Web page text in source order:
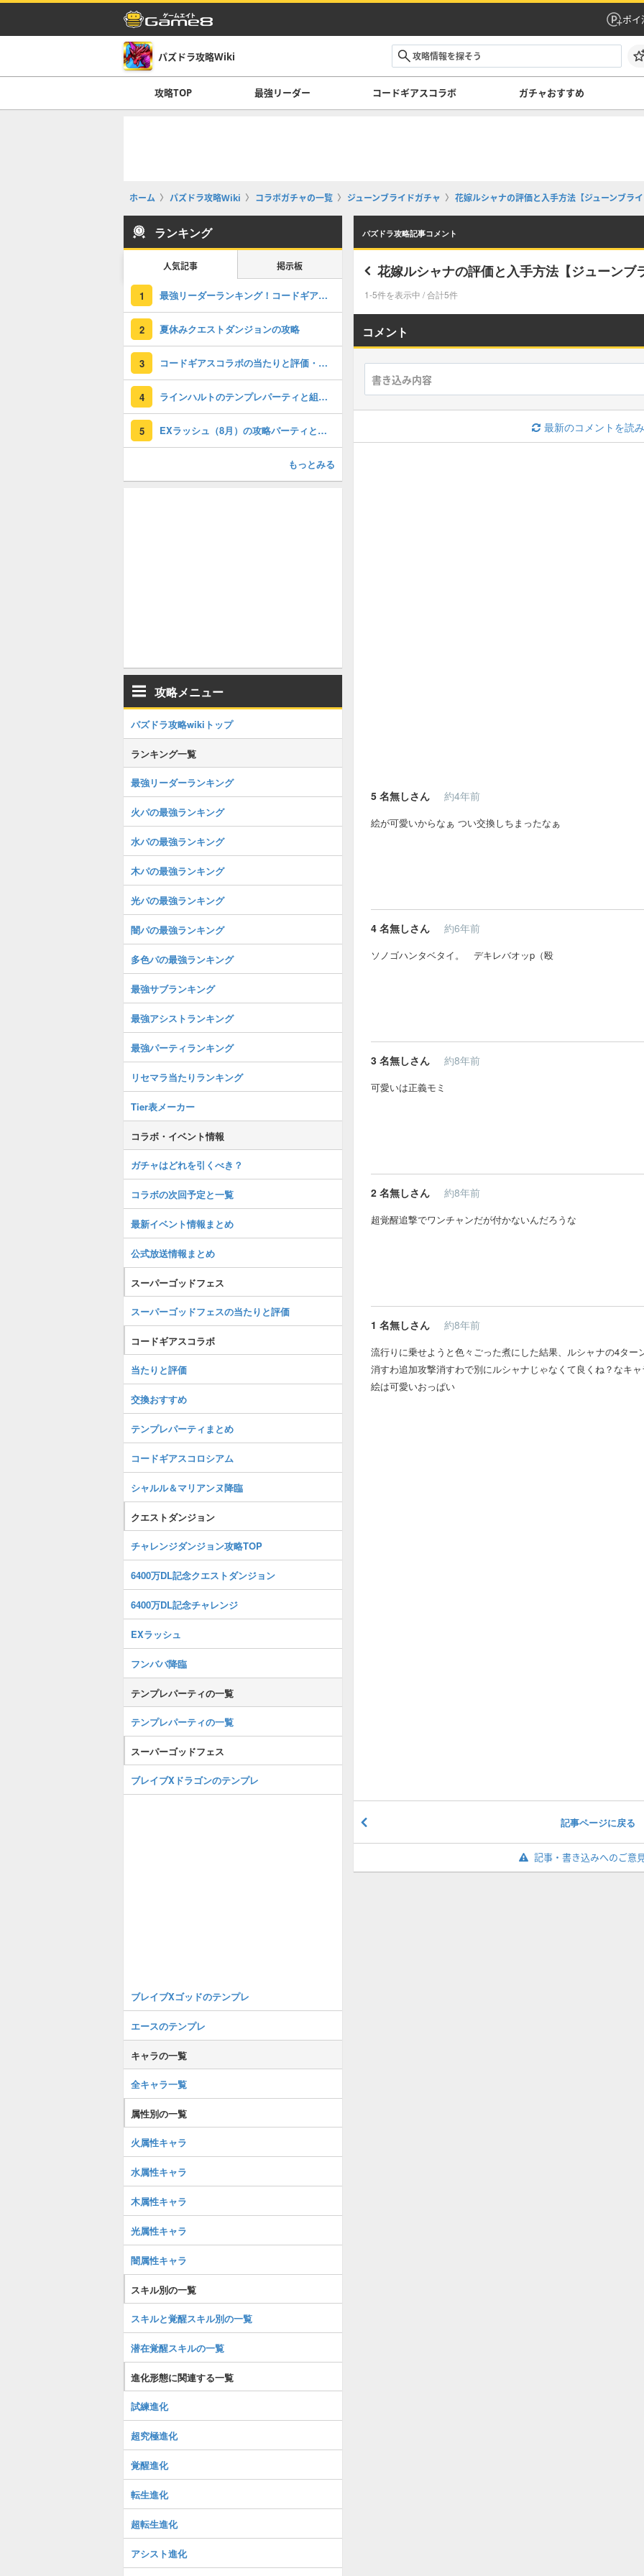
ポイ
パズドラ攻略Wiki
攻略TOP 最強リーダー コードギアスコラボ ガチャおすすめ
ホーム パズドラ攻略Wiki コラボガチャの一覧 ジューンブライドガチャ 花嫁ルシャナの評価と入手方法【ジューンブライ
パズドラ攻略記事コメント
花嫁ルシャナの評価と入手方法【ジューンブ
1-5件を表示中 / 合計5件
コメント
最新のコメントを読
5 名無しさん 約4年前
絵が可愛いからなぁ つい交換しちまったなぁ
4 名無しさん 約6年前
ソノゴハンタベタイ。 デキレバオッp（殴
3 名無しさん 約8年前
可愛いは正義モミ
2 名無しさん 約8年前
超覚醒追撃でワンチャンだが付かないんだろうな
1 名無しさん 約8年前
流行りに乗せようと色々ごった煮にした結果、ルシャナの4タ
消すわ追加攻撃消すわで別にルシャナじゃなくて良くね？なキ
絵は可愛いおっぱい
記事ページに戻る
記事・書き込みへのご意
ランキング
人気記事 掲示板
1 最強リーダーランキング！コードギアスの評価掲載
2 夏休みクエストダンジョンの攻略
3 コードギアスコラボの当たりと評価・引くべき？
4 ラインハルトのテンプレパーティと組み方・ラインハルトパーティ
5 EXラッシュ（8月）の攻略パーティと対策ギミック
もっとみる
攻略メニュー
パズドラ攻略wikiトップ
ランキング一覧
最強リーダーランキング
火パの最強ランキング
水パの最強ランキング
木パの最強ランキング
光パの最強ランキング
闇パの最強ランキング
多色パの最強ランキング
最強サブランキング
最強アシストランキング
最強パーティランキング
リセマラ当たりランキング
Tier表メーカー
コラボ・イベント情報
ガチャはどれを引くべき？
コラボの次回予定と一覧
最新イベント情報まとめ
公式放送情報まとめ
スーパーゴッドフェス
スーパーゴッドフェスの当たりと評価
コードギアスコラボ
当たりと評価
交換おすすめ
テンプレパーティまとめ
コードギアスコロシアム
シャルル＆マリアンヌ降臨
クエストダンジョン
チャレンジダンジョン攻略TOP
6400万DL記念クエストダンジョン
6400万DL記念チャレンジ
EXラッシュ
フンババ降臨
テンプレパーティの一覧
テンプレパーティの一覧
スーパーゴッドフェス
ブレイブXドラゴンのテンプレ
ブレイブXゴッドのテンプレ
エースのテンプレ
キャラの一覧
全キャラ一覧
属性別の一覧
火属性キャラ
水属性キャラ
木属性キャラ
光属性キャラ
闇属性キャラ
スキル別の一覧
スキルと覚醒スキル別の一覧
潜在覚醒スキルの一覧
進化形態に関連する一覧
試練進化
超究極進化
覚醒進化
転生進化
超転生進化
アシスト進化